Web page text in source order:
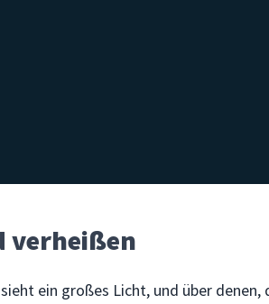
verheißen
ein großes Licht, und über denen,